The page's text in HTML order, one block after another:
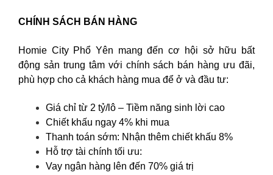
CHÍNH SÁCH BÁN HÀNG
Homie City Phổ Yên mang đến cơ hội sở hữu bất
động sản trung tâm với chính sách bán hàng ưu đãi,
phù hợp cho cả khách hàng mua để ở và đầu tư:
Giá chỉ từ 2 tỷ/lô – Tiềm năng sinh lời cao
Chiết khấu ngay 4% khi mua
Thanh toán sớm: Nhận thêm chiết khấu 8%
Hỗ trợ tài chính tối ưu:
Vay ngân hàng lên đến 70% giá trị